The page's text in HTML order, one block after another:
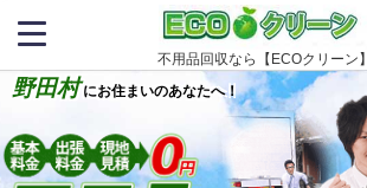
不用品回収なら【ECOクリーン】
野田村 にお住まいのあなたへ！